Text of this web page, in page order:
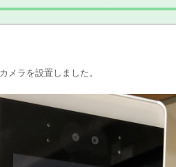
メラを設置しました。